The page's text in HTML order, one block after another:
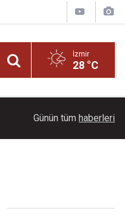
İzmir
28 °C
Bornova Belediyesi’nden
Günün tüm haberleri